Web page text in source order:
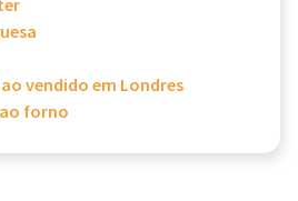
vendido em Londres
forno